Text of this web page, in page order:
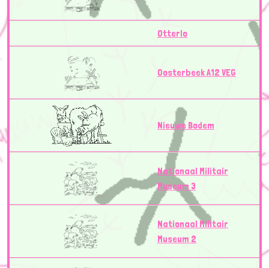
Otterlo
Oosterbeek A12 VEG
Nieuwe Bodem
Nationaal Militair
Museum 3
Nationaal Militair
Museum 2